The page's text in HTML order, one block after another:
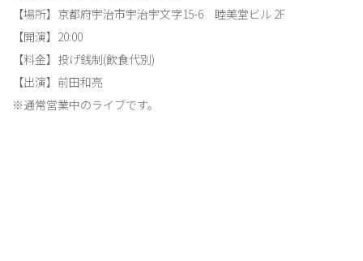
【場所】京都府宇治市宇治宇文字15-6 睦美堂ビル 2F
【開演】20:00
【料金】投げ銭制(飲食代別)
【出演】前田和亮
※通常営業中のライブです。